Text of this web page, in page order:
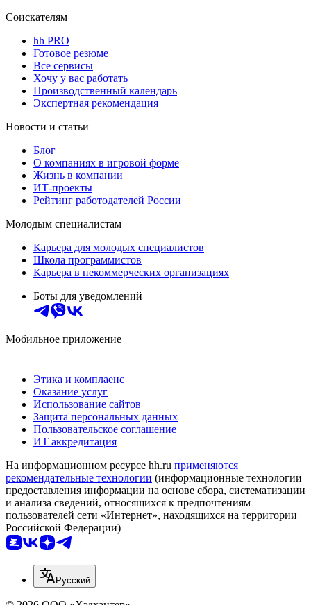
Соискателям
hh PRO
Готовое резюме
Все сервисы
Хочу у вас работать
Производственный календарь
Экспертная рекомендация
Новости и статьи
Блог
О компаниях в игровой форме
Жизнь в компании
ИТ-проекты
Рейтинг работодателей России
Молодым специалистам
Карьера для молодых специалистов
Школа программистов
Карьера в некоммерческих организациях
Боты для уведомлений
Мобильное приложение
Этика и комплаенс
Оказание услуг
Использование сайтов
Защита персональных данных
Пользовательское соглашение
ИТ аккредитация
На информационном ресурсе hh.ru применяются
рекомендательные технологии (информационные технологии
предоставления информации на основе сбора, систематизации
и анализа сведений, относящихся к предпочтениям
пользователей сети «Интернет», находящихся на территории
Российской Федерации)
Русский